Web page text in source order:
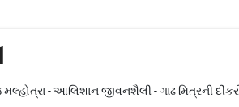
- આલિશાન જીવનશૈલી - ગાઢ મિત્રની